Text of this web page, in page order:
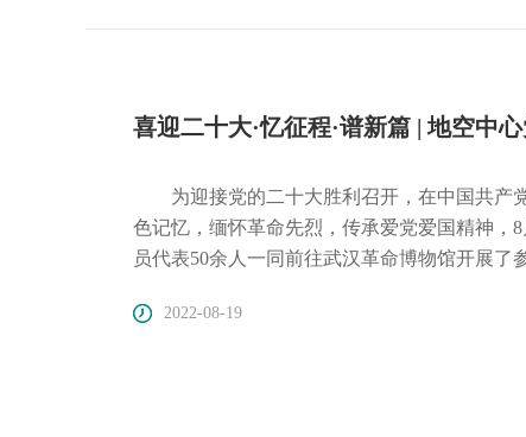
喜迎二十大·忆征程·谱新篇 | 地空中
为迎接党的二十大胜利召开，在中国共产
色记忆，缅怀革命先烈，传承爱党爱国精神，
员代表50余人一同前往武汉革命博物馆开展了参观学习活动。 下午3时，烈
旧址纪念馆、中共五大会址纪念馆、毛泽东旧
2022-08-19